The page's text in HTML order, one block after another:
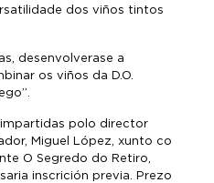
dos viños tintos
desenvolverase a
os viños da D.O.
polo director
Miguel López, xunto co
O Segredo do Retiro,
inscrición previa. Prezo